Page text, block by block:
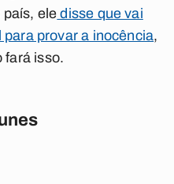
ele disse que vai
provar a inocência,
fará isso.